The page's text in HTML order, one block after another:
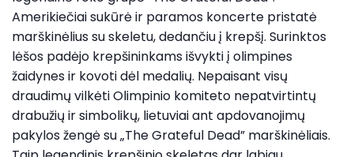
Amerikiečiai sukūrė ir paramos koncerte pristatė
marškinėlius su skeletu, dedančiu į krepšį. Surinktos
lėšos padėjo krepšininkams išvykti į olimpines
žaidynes ir kovoti dėl medalių. Nepaisant visų
draudimų vilkėti Olimpinio komiteto nepatvirtintų
drabužių ir simbolikų, lietuviai ant apdovanojimų
pakylos žengė su „The Grateful Dead” marškinėliais.